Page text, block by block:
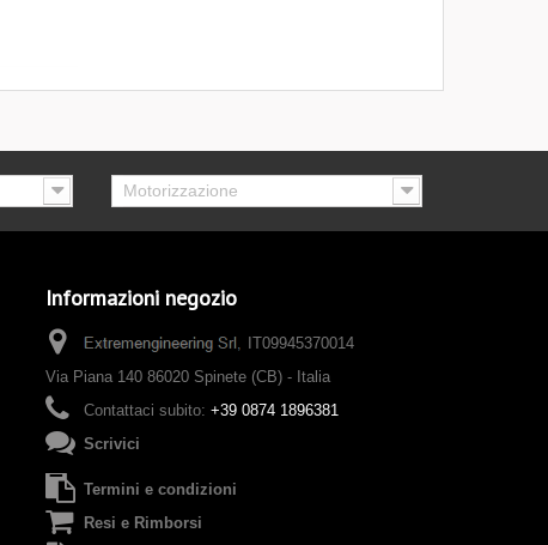
Motorizzazione
Informazioni negozio
IT09945370014
Via Piana 140 86020 Spinete (CB) - Italia
Contattaci subito: +39 0874 1896381
Scrivici
Termini e condizioni
Resi e Rimborsi